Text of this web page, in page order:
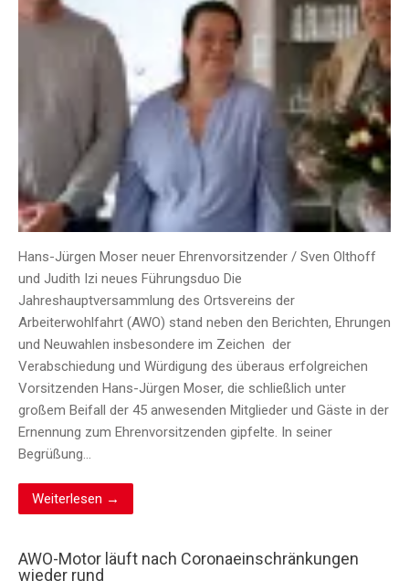
Hans-Jürgen Moser neuer Ehrenvorsitzender / Sven Olthoff
und Judith Izi neues Führungsduo Die
Jahreshauptversammlung des Ortsvereins der
Arbeiterwohlfahrt (AWO) stand neben den Berichten, Ehrungen
und Neuwahlen insbesondere im Zeichen der
Verabschiedung und Würdigung des überaus erfolgreichen
Vorsitzenden Hans-Jürgen Moser, die schließlich unter
großem Beifall der 45 anwesenden Mitglieder und Gäste in der
Ernennung zum Ehrenvorsitzenden gipfelte. In seiner
Begrüßung…
Weiterlesen →
AWO-Motor läuft nach Coronaeinschränkungen
wieder rund